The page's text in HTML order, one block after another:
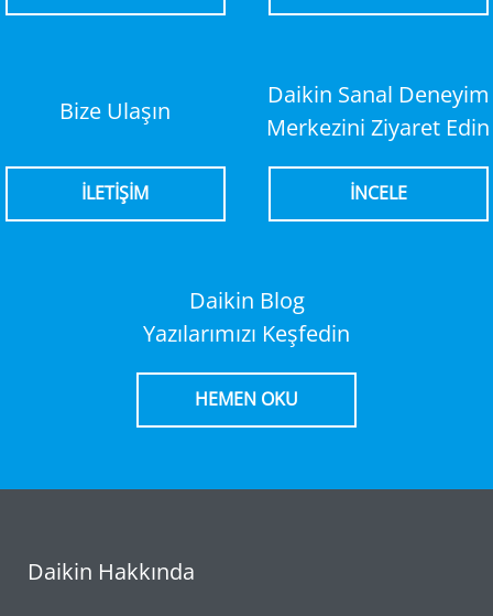
Bize Ulaşın
İLETİŞİM
Daikin Sanal Deneyim
Merkezini Ziyaret Edin
İNCELE
Daikin Blog
Yazılarımızı Keşfedin
HEMEN OKU
Daikin Hakkında